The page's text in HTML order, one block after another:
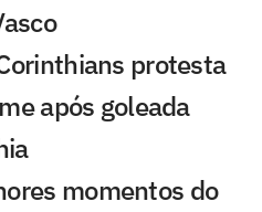
protesta
após goleada
momentos do